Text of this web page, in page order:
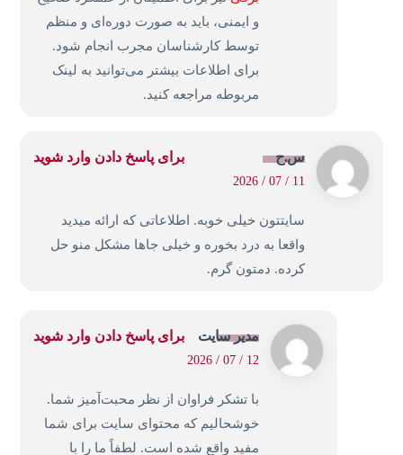
و ایمنی، باید به صورت دوره‌ای و منظم
توسط کارشناسان مجرب انجام شود.
برای اطلاعات بیشتر می‌توانید به لینک
مربوطه مراجعه کنید.
س.ح
11 / 07 / 2026
سایتتون خیلی خوبه. اطلاعاتی که ارائه میدید
واقعا به درد بخوره و خیلی جاها مشکل منو حل
کرده. دمتون گرم.
برای پاسخ دادن وارد شوید
مدیر سایت
12 / 07 / 2026
با تشکر فراوان از نظر محبت‌آمیز شما.
خوشحالیم که محتوای سایت برای شما
مفید واقع شده است. لطفاً ما را با
برای پاسخ دادن وارد شوید